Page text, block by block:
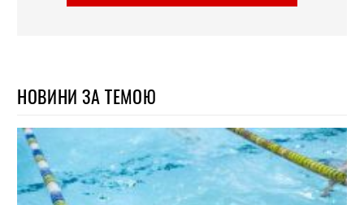
НОВИНИ ЗА ТЕМОЮ